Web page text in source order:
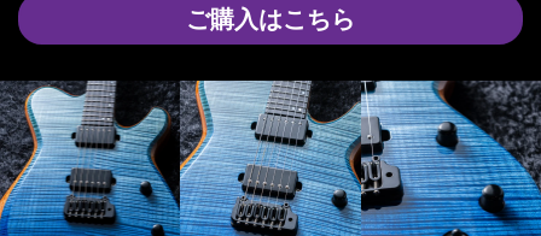
ご購入はこちら